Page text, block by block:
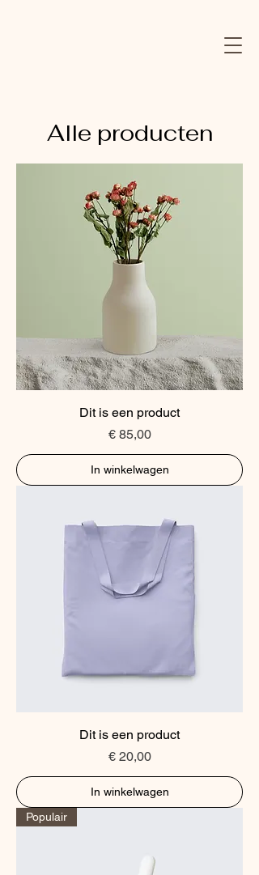
Alle producten
Dit is een product
Prijs
€ 85,00
In winkelwagen
Dit is een product
Prijs
€ 20,00
In winkelwagen
Populair